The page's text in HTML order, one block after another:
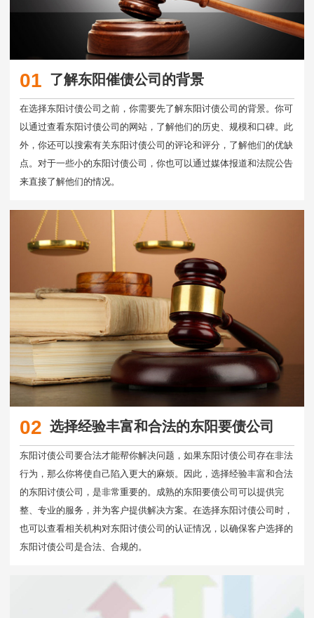
01 了解东阳催债公司的背景
在选择东阳讨债公司之前，你需要先了解东阳讨债公司的背景。你可
以通过查看东阳讨债公司的网站，了解他们的历史、规模和口碑。此
外，你还可以搜索有关东阳讨债公司的评论和评分，了解他们的优缺
点。对于一些小的东阳讨债公司，你也可以通过媒体报道和法院公告
来直接了解他们的情况。
02 选择经验丰富和合法的东阳要债公司
东阳讨债公司要合法才能帮你解决问题，如果东阳讨债公司存在非法
行为，那么你将使自己陷入更大的麻烦。因此，选择经验丰富和合法
的东阳讨债公司，是非常重要的。成熟的东阳要债公司可以提供完
整、专业的服务，并为客户提供解决方案。在选择东阳讨债公司时，
也可以查看相关机构对东阳讨债公司的认证情况，以确保客户选择的
东阳讨债公司是合法、合规的。